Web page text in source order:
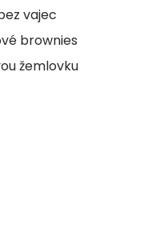
vajec
brownies
žemlovku